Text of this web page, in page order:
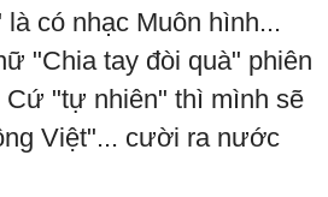
có nhạc Muôn hình...
"Chia tay đòi quà" phiên
Cứ "tự nhiên" thì mình sẽ
Việt"... cười ra nước